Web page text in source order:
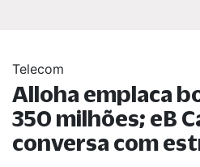
Telecom
Alloha emplaca
350 milhões; eB
conversa com